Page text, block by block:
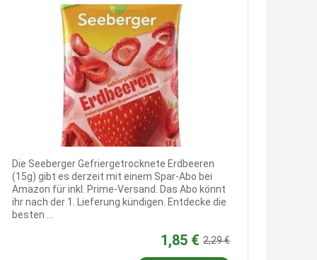
Die Seeberger Gefriergetrocknete Erdbeeren
(15g) gibt es derzeit mit einem Spar-Abo bei
Amazon für inkl. Prime-Versand. Das Abo könnt
ihr nach der 1. Lieferung kündigen. Entdecke die
besten ...
1,85 € 2,29 €
dauerhaft eingestellt
www.fielmann-
group.com/blinkis...
13:44
↩
Christian Schröder
@Joachim Moin Joachim, schön
dich zu sehen, alles gut?
15:01
↩
An 01.08. / Sensodyne Rabatt 3€